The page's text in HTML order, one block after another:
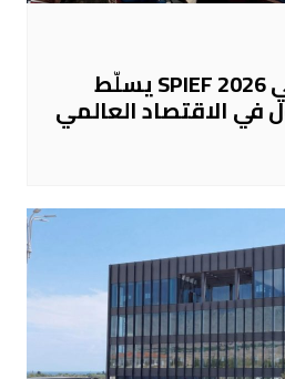
منتدى الطاقة في SPIEF 2026 يسلّط
في الاقتصاد العالمي